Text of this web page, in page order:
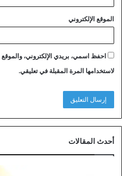
الموقع الإلكتروني
احفظ اسمي، بريدي الإلكتروني،
لاستخدامها المرة المقبلة في تعليقي.
أحدث المقالات